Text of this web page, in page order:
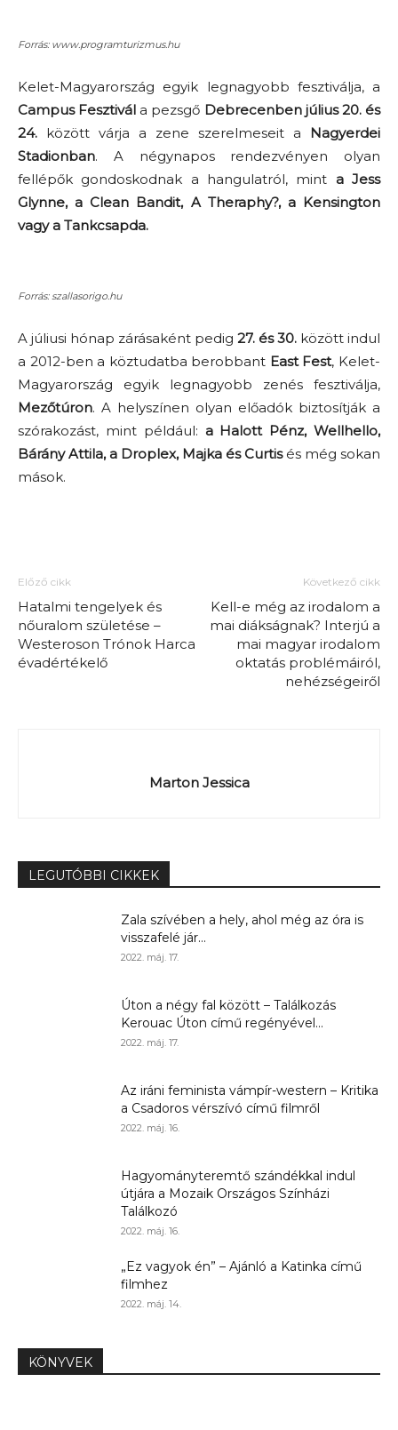
Forrás: www.programturizmus.hu
Kelet-Magyarország egyik legnagyobb fesztiválja, a
Campus Fesztivál a pezsgő Debrecenben július 20. és
24. között várja a zene szerelmeseit a Nagyerdei
Stadionban. A négynapos rendezvényen olyan
fellépők gondoskodnak a hangulatról, mint a Jess
Glynne, a Clean Bandit, A Theraphy?, a Kensington
vagy a Tankcsapda.
Forrás: szallasorigo.hu
A júliusi hónap zárásaként pedig 27. és 30. között indul
a 2012-ben a köztudatba berobbant East Fest, Kelet-
Magyarország egyik legnagyobb zenés fesztiválja,
Mezőtúron. A helyszínen olyan előadók biztosítják a
szórakozást, mint például: a Halott Pénz, Wellhello,
Bárány Attila, a Droplex, Majka és Curtisés még sokan
mások.
Előző cikk
Hatalmi tengelyek és
nőuralom születése –
Westeroson Trónok Harca
évadértékelő
Következő cikk
Kell-e még az irodalom a
mai diákságnak? Interjú a
mai magyar irodalom
oktatás problémáiról,
nehézségeiről
Marton Jessica
LEGUTÓBBI CIKKEK
Zala szívében a hely, ahol még az óra is
visszafelé jár...
2022. máj. 17.
Úton a négy fal között – Találkozás
Kerouac Úton című regényével...
2022. máj. 17.
Az iráni feminista vámpír-western – Kritika
a Csadoros vérszívó című filmről
2022. máj. 16.
Hagyományteremtő szándékkal indul
útjára a Mozaik Országos Színházi
Találkozó
2022. máj. 16.
„Ez vagyok én” – Ajánló a Katinka című
filmhez
2022. máj. 14.
KÖNYVEK